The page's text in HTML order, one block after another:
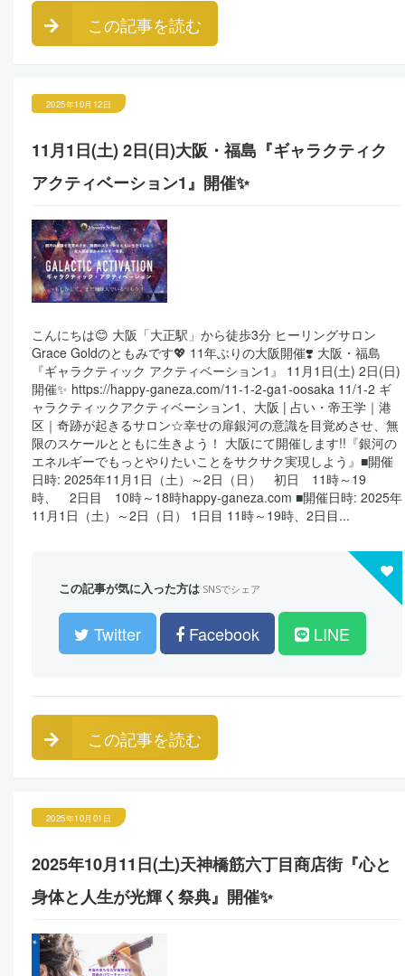
この記事を読む
2025年10月12日
11月1日(土) 2日(日)大阪・福島『ギャラクティク
アクティベーション1』開催✨
こんにちは😊 大阪「大正駅」から徒歩3分 ヒーリングサロン
Grace Goldのともみです💖 11年ぶりの大阪開催❣️ 大阪・福島
『ギャラクティック アクティベーション1』 11月1日(土) 2日(日)
開催✨ https://happy-ganeza.com/11-1-2-ga1-oosaka 11/1-2 ギ
ャラクティックアクティベーション1、大阪 | 占い・帝王学｜港
区｜奇跡が起きるサロン☆幸せの扉銀河の意識を目覚めさせ、無
限のスケールとともに生きよう！ 大阪にて開催します!!『銀河の
エネルギーでもっとやりたいことをサクサク実現しよう』■開催
日時: 2025年11月1日（土）～2日（日） 初日 11時～19
時、 2日目 10時～18時happy-ganeza.com ■開催日時: 2025年
11月1日（土）～2日（日） 1日目 11時～19時、2日目...
この記事が気に入った方は SNSでシェア
Twitter Facebook LINE
この記事を読む
2025年10月01日
2025年10月11日(土)天神橋筋六丁目商店街『心と
身体と人生が光輝く祭典』開催✨